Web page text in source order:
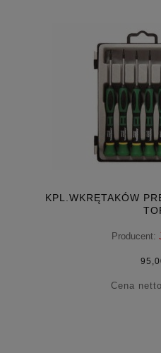
KPL.WKRĘTAKÓW
Producent:
Cena